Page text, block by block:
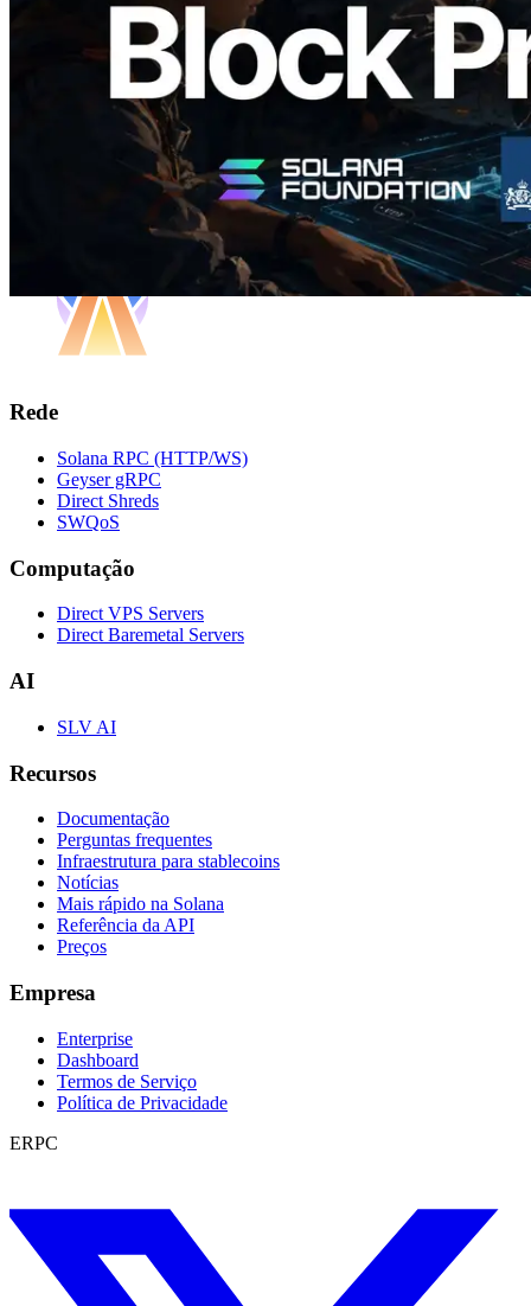
Rede
Solana RPC (HTTP/WS)
Geyser gRPC
Direct Shreds
SWQoS
Computação
Direct VPS Servers
Direct Baremetal Servers
AI
SLV AI
Recursos
Documentação
Perguntas frequentes
Infraestrutura para stablecoins
Notícias
Mais rápido na Solana
Referência da API
Preços
Empresa
Enterprise
Dashboard
Termos de Serviço
Política de Privacidade
ERPC